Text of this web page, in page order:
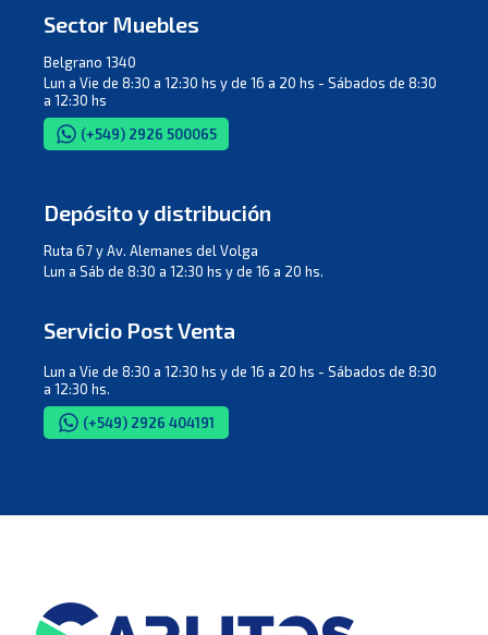
Sector Muebles
Belgrano 1340
Lun a Vie de 8:30 a 12:30 hs y de 16 a 20 hs - Sábados de 8:30
a 12:30 hs
(+549) 2926 500065
Depósito y distribución
Ruta 67 y Av. Alemanes del Volga
Lun a Sáb de 8:30 a 12:30 hs y de 16 a 20 hs.
Servicio Post Venta
Lun a Vie de 8:30 a 12:30 hs y de 16 a 20 hs - Sábados de 8:30
a 12:30 hs.
(+549) 2926 404191